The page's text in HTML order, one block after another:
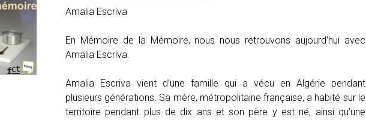
Amalia Escriva
En Mémoire de la Mémoire, nous nous retrouvons aujourd'hui avec
Amalia Escriva.
Amalia Escriva vient d’une famille qui a vécu en Algérie pendant
plusieurs générations. Sa mère, métropolitaine française, a habité sur le
territoire pendant plus de dix ans et son père y est né, ainsi qu’une